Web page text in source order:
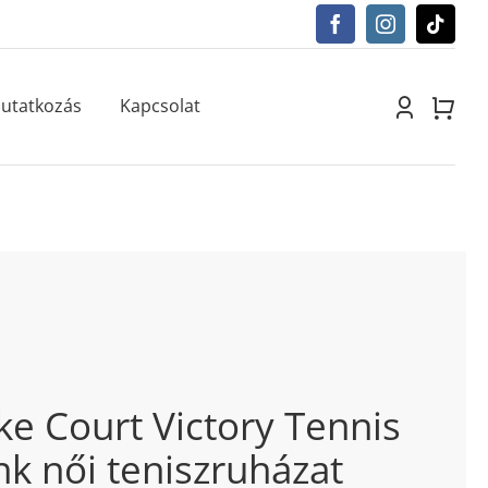
Kapcsolat
Court Victory Tennis
női teniszruházat